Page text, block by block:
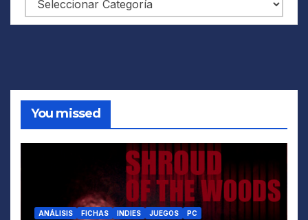
You missed
ANÁLISIS FICHAS INDIES JUEGOS PC